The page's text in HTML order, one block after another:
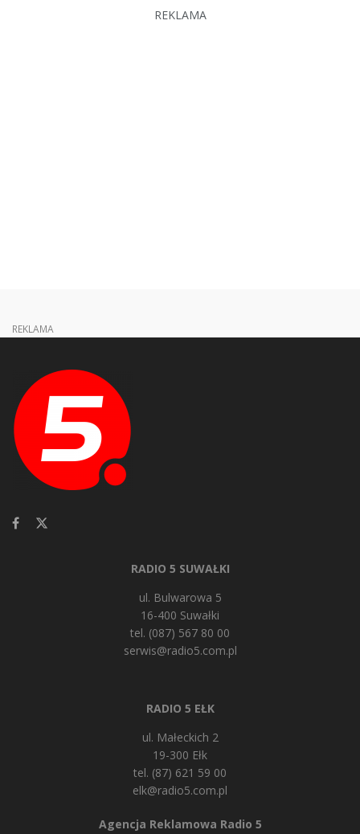
REKLAMA
REKLAMA
RADIO 5 SUWAŁKI
ul. Bulwarowa 5
16-400 Suwałki
tel. (087) 567 80 00
serwis@radio5.com.pl
RADIO 5 EŁK
ul. Małeckich 2
19-300 Ełk
tel. (87) 621 59 00
elk@radio5.com.pl
Agencja Reklamowa Radio 5